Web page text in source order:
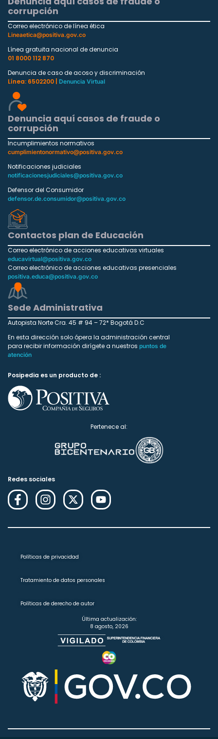
corrupción
Correo electrónico de línea ética
Lineaetica@positiva.gov.co
Línea gratuita nacional de denuncia
01 8000 112 870
Denuncia de caso de acoso y discriminación
Línea: 6502200 |
Denuncia Virtual
Denuncia aquí casos de fraude o
corrupción
Incumplimientos normativos
cumplimientonormativo@positiva.gov.co
Notificaciones judiciales
notificacionesjudiciales@positiva.gov.co
Defensor del Consumidor
defensor.de.consumidor@positiva.gov.co
Contactos plan de Educación
Correo electrónico de acciones educativas virtuales
educavirtual@positiva.gov.co
Correo electrónico de acciones educativas presenciales
positiva.educa@positiva.gov.co
Sede Administrativa
Autopista Norte Cra. 45 # 94 – 72* Bogotá D.C
En esta dirección solo ópera la administración central
para recibir información dirígete a nuestros puntos de
atención
Posipedia es un producto de :
Pertenece al:
Redes sociales
Políticas de privacidad
Tratamiento de datos personales
Políticas de derecho de autor
Última actualización:
8 agosto, 2026